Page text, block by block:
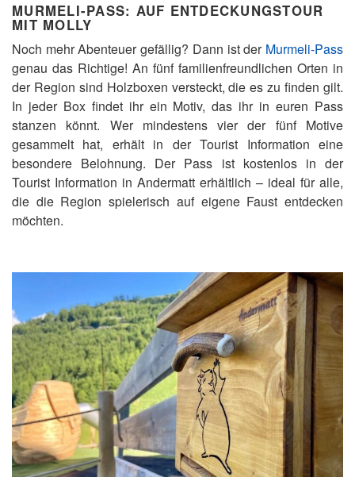
MURMELI-PASS: AUF ENTDECKUNGSTOUR
MIT MOLLY
Noch mehr Abenteuer gefällig? Dann ist der Murmeli-Pass
genau das Richtige! An fünf familienfreundlichen Orten in
der Region sind Holzboxen versteckt, die es zu finden gilt.
In jeder Box findet ihr ein Motiv, das ihr in euren Pass
stanzen könnt. Wer mindestens vier der fünf Motive
gesammelt hat, erhält in der Tourist Information eine
besondere Belohnung. Der Pass ist kostenlos in der
Tourist Information in Andermatt erhältlich – ideal für alle,
die die Region spielerisch auf eigene Faust entdecken
möchten.